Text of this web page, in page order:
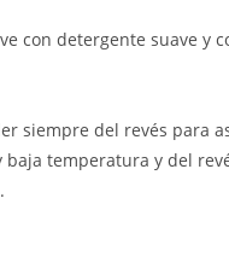
con detergente suave y
siempre del revés para
baja temperatura y del